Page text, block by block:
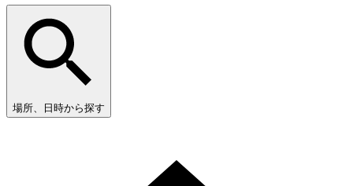
場所、日時から探す